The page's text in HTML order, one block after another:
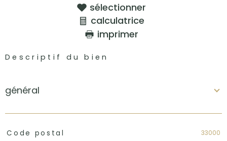
sélectionner
calculatrice
imprimer
Descriptif du bien
général
TRAD_PAMPERO_Caracteristique
Code postal 33000